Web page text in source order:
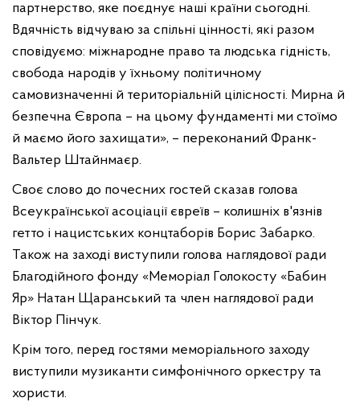
партнерство, яке поєднує наші країни сьогодні.
Вдячність відчуваю за спільні цінності, які разом
сповідуємо: міжнародне право та людська гідність,
свобода народів у їхньому політичному
самовизначенні й територіальній цілісності. Мирна й
безпечна Європа – на цьому фундаменті ми стоїмо
й маємо його захищати», – переконаний Франк-
Вальтер Штайнмаєр.
Своє слово до почесних гостей сказав голова
Всеукраїнської асоціації євреїв – колишніх в'язнів
гетто і нацистських концтаборів Борис Забарко.
Також на заході виступили голова наглядової ради
Благодійного фонду «Меморіал Голокосту «Бабин
Яр» Натан Щаранський та член наглядової ради
Віктор Пінчук.
Крім того, перед гостями меморіального заходу
виступили музиканти симфонічного оркестру та
хористи.